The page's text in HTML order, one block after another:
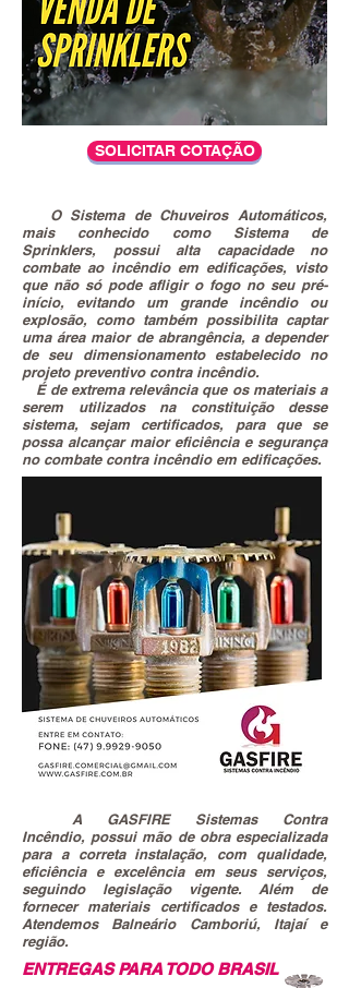
SOLICITAR COTAÇÃO
O Sistema de Chuveiros Automáticos,
mais conhecido como Sistema de
Sprinklers, possui alta capacidade no
combate ao incêndio em edificações, visto
que não só pode afligir o fogo no seu pré-
início, evitando um grande incêndio ou
explosão, como também possibilita captar
uma área maior de abrangência, a depender
de seu dimensionamento estabelecido no
projeto preventivo contra incêndio.
É de extrema relevância que os materiais a
serem utilizados na constituição desse
sistema, sejam certificados, para que se
possa alcançar maior eficiência e segurança
no combate contra incêndio em edificações.
A GASFIRE Sistemas Contra
Incêndio, possui mão de obra especializada
para a correta instalação, com qualidade,
eficiência e excelência em seus serviços,
seguindo legislação vigente. Além de
fornecer materiais certificados e testados.
Atendemos Balneário Camboriú, Itajaí e
região.
ENTREGAS PARA TODO BRASIL